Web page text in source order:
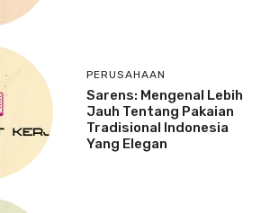
PERUSAHAAN
Sarens: Mengenal Lebih
Jauh Tentang Pakaian
Tradisional Indonesia
Yang Elegan